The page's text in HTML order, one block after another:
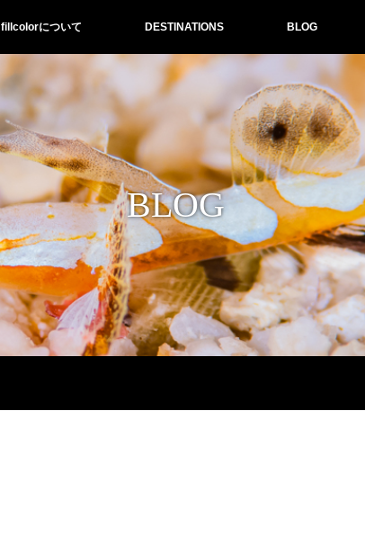
fillcolorについて DESTINATIONS BLOG
BLOG